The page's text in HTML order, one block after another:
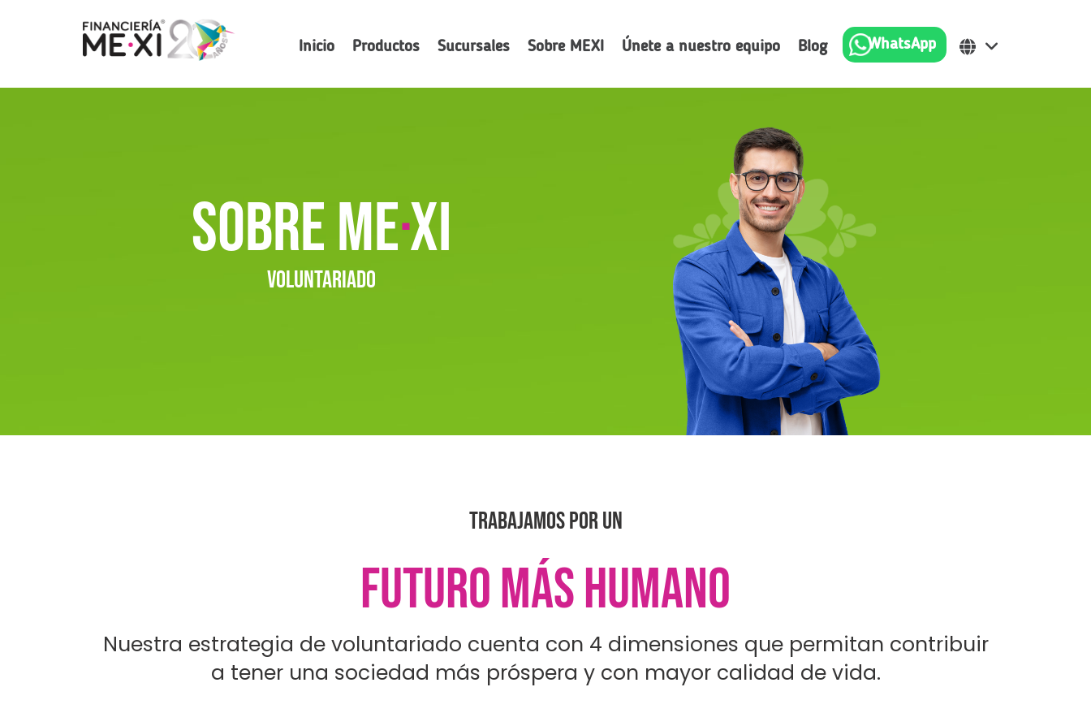
Inicio Productos Sucursales Sobre MEXI Únete a nuestro equipo Blog WhatsApp
SOBRE ME·XI
Voluntariado
TRABAJAMOS POR UN
FUTURO MÁS HUMANO
Nuestra estrategia de voluntariado cuenta con 4 dimensiones que permitan contribuir
a tener una sociedad más próspera y con mayor calidad de vida.